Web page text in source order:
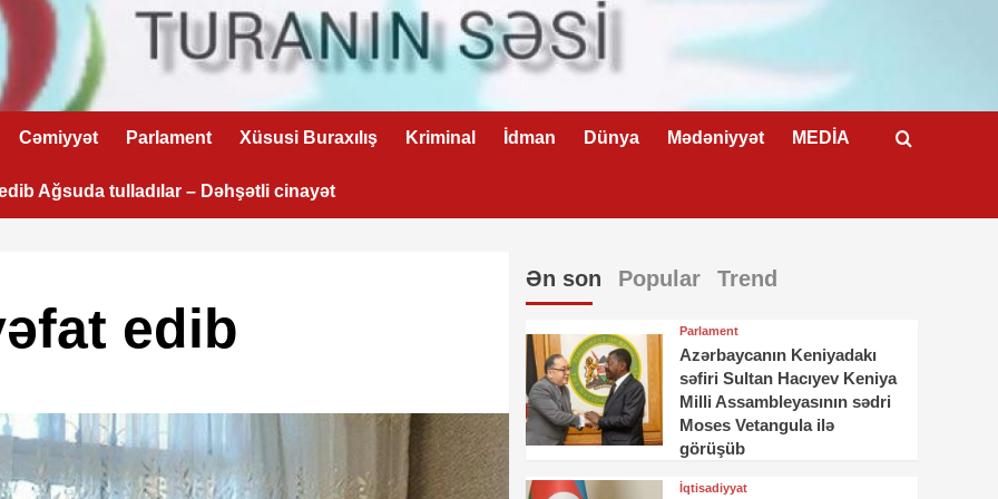
Cəmiyyət Parlament Xüsusi Buraxılış Kriminal İdman Dünya Mədəniyyət MEDİA
Ağsuda tulladılar – Dəhşətli cinayət
edib
Ən son Popular Trend
Parlament
Azərbaycanın Keniyadakı
səfiri Sultan Hacıyev Keniya
Milli Assambleyasının sədri
Moses Vetangula ilə
görüşüb
İqtisadiyyat